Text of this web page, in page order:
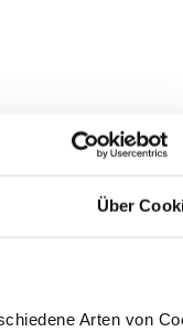
Über
Arten von